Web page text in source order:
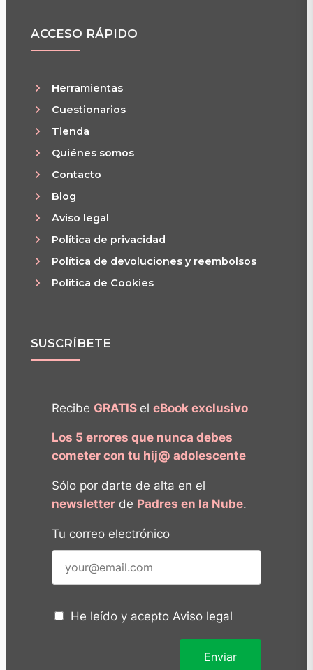
ACCESO RÁPIDO
Herramientas
Cuestionarios
Tienda
Quiénes somos
Contacto
Blog
Aviso legal
Política de privacidad
Política de devoluciones y reembolsos
Política de Cookies
SUSCRÍBETE
Recibe GRATIS el eBook exclusivo
Los 5 errores que nunca debes
cometer con tu hij@ adolescente
Sólo por darte de alta en el
newsletterde Padres en la Nube.
Tu correo electrónico
He leído y acepto Aviso legal